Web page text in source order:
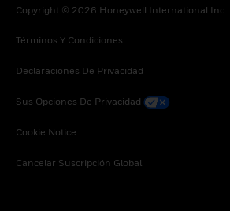
Copyright © 2026 Honeywell International Inc
Términos Y Condiciones
Declaraciones De Privacidad
Sus Opciones De Privacidad
Cookie Notice
Cancelar Suscripción Global